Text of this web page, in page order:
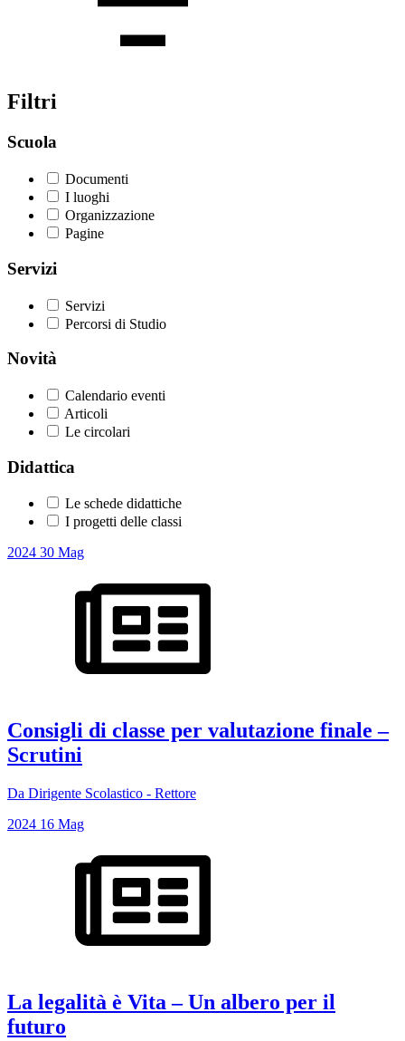
Filtri
Scuola
Documenti
I luoghi
Organizzazione
Pagine
Servizi
Servizi
Percorsi di Studio
Novità
Calendario eventi
Articoli
Le circolari
Didattica
Le schede didattiche
I progetti delle classi
2024 30 Mag
Consigli di classe per valutazione finale –
Scrutini
Da Dirigente Scolastico - Rettore
2024 16 Mag
La legalità è Vita – Un albero per il
futuro